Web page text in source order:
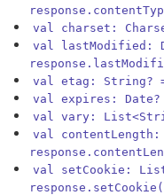
val charset:
val lastModified:
val etag: String?
val expires: Date?
val vary:
val
val setCookie: